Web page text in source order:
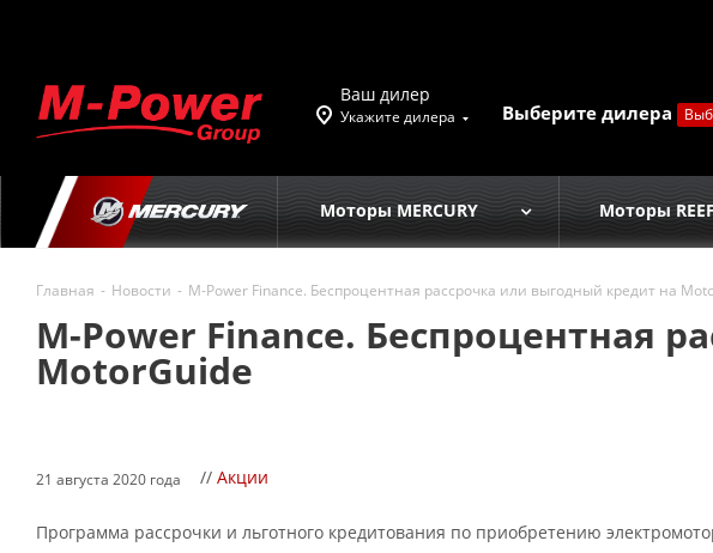
Ваш дилер
Укажите дилера Выберите дилера
Моторы MERCURY Моторы
Главная - Новости - M-Power Finance. Беспроцентная рассрочка или выгодный кредит на
M-Power Finance. Беспроцентная
MotorGuide
21 августа 2020 года // Акции
Программа рассрочки и льготного кредитования по приобретению